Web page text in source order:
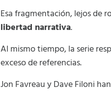
Esa fragmentación, lejos de
libertad narrativa.
Al mismo tiempo, la serie
exceso de referencias.
Jon Favreau y Dave Filoni